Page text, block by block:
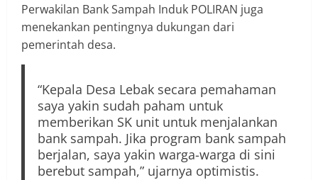
Perwakilan Bank Sampah Induk POLIRAN juga
menekankan pentingnya dukungan dari
pemerintah desa.
“Kepala Desa Lebak secara pemahaman
saya yakin sudah paham untuk
memberikan SK unit untuk menjalankan
bank sampah. Jika program bank sampah
berjalan, saya yakin warga-warga di sini
berebut sampah,” ujarnya optimistis.